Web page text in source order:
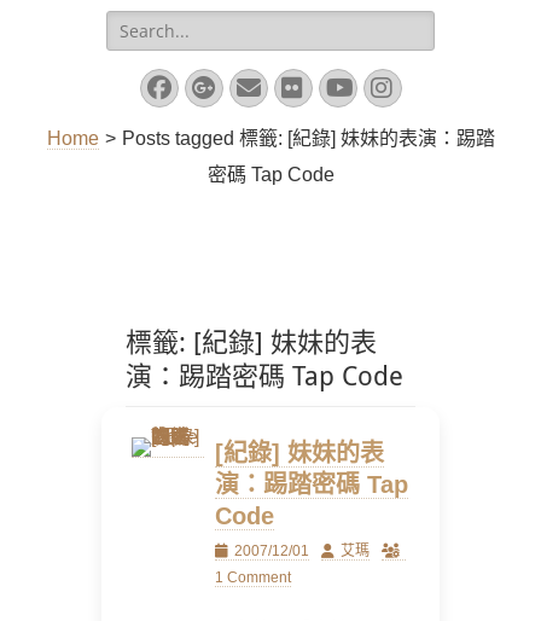
Search
for:
Facebook
Googleplus
EmailFlickrYouTube
Instagram
Home > Posts tagged 標籤: [紀錄] 妹妹的表演：踢踏
密碼 Tap Code
標籤: [紀錄] 妹妹的表
演：踢踏密碼 Tap Code
[紀錄] 妹妹的表
演：踢踏密碼 Tap
Code
Posted
on
2007/12/01 Author
艾瑪
1 Comment